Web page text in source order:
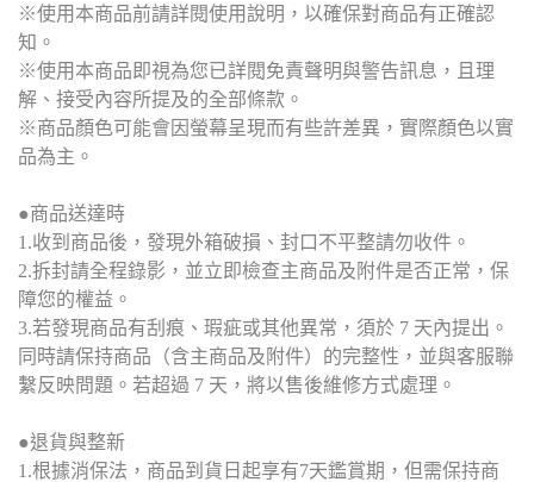
※使用本商品前請詳閱使用說明，以確保對商品有正確認
知。
※使用本商品即視為您已詳閱免責聲明與警告訊息，且理
解、接受內容所提及的全部條款。
※商品顏色可能會因螢幕呈現而有些許差異，實際顏色以實
品為主。
●商品送達時
1.收到商品後，發現外箱破損、封口不平整請勿收件。
2.拆封請全程錄影，並立即檢查主商品及附件是否正常，保
障您的權益。
3.若發現商品有刮痕、瑕疵或其他異常，須於 7 天內提出。
同時請保持商品（含主商品及附件）的完整性，並與客服聯
繫反映問題。若超過 7 天，將以售後維修方式處理。
●退貨與整新
1.根據消保法，商品到貨日起享有7天鑑賞期，但需保持商